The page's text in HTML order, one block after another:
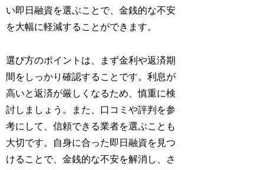
い即日融資を選ぶことで、金銭的な不安
を大幅に軽減することができます。
選び方のポイントは、まず金利や返済期
間をしっかり確認することです。利息が
高いと返済が厳しくなるため、慎重に検
討しましょう。また、口コミや評判を参
考にして、信頼できる業者を選ぶことも
大切です。自身に合った即日融資を見つ
けることで、金銭的な不安を解消し、さ